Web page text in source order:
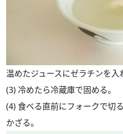
温めたジュースにゼラチンを入
(3) 冷めたら冷蔵庫で固める。
(4) 食べる直前にフォークで切
かざる。